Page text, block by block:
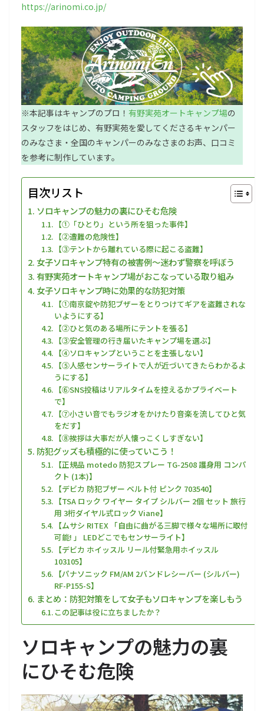
https://arinomi.co.jp/
※本記事はキャンプのプロ！ 有野実苑オートキャンプ場の
スタッフをはじめ、有野実苑を愛してくださるキャンパー
のみなさま・全国のキャンパーのみなさまのお声、口コミ
を参考に制作しています。
目次リスト
ソロキャンプの魅力の裏にひそむ危険
【①「ひとり」という所を狙った事件】
【②遭難の危険性】
【③テントから離れている際に起こる盗難】
女子ソロキャンプ特有の被害例〜迷わず警察を呼ぼう
有野実苑オートキャンプ場がおこなっている取り組み
女子ソロキャンプ時に効果的な防犯対策
【①南京錠や防犯ブザーをとりつけてギアを盗難されな
いようにする】
【②ひと気のある場所にテントを張る】
【③安全管理の行き届いたキャンプ場を選ぶ】
【④ソロキャンプということを主張しない】
【⑤人感センサーライトで人が近づいてきたらわかるよ
うにする】
【⑥SNS投稿はリアルタイムを控えるかプライベート
で】
【⑦小さい音でもラジオをかけたり音楽を流してひと気
をだす】
【⑧挨拶は大事だが人懐っこくしすぎない】
防犯グッズも積極的に使っていこう！
【正規品 motedo 防犯スプレー TG-2508 護身用 コンパ
クト (1本)】
【デビカ 防犯ブザー ベルト付 ピンク 703540】
【TSA ロック ワイヤー タイプ シルバー 2個 セット 旅行
用 3桁ダイヤル式ロック Viane】
【ムサシ RITEX 「自由に曲がる三脚で様々な場所に取付
可能! 」 LEDどこでもセンサーライト】
【デビカ ホイッスル リール付緊急用ホイッスル
103105】
【パナソニック FM/AM 2バンドレシーバー (シルバー)
RF-P155-S】
まとめ：防犯対策をして女子もソロキャンプを楽しもう
この記事は役に立ちましたか？
ソロキャンプの魅力の裏
にひそむ危険